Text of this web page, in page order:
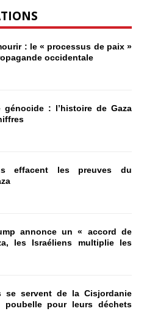
: le « processus de paix »
occidentale
: l’histoire de Gaza
effacent les preuves du
annonce un « accord de
les Israéliens multiplie les
se servent de la Cisjordanie
poubelle pour leurs déchets